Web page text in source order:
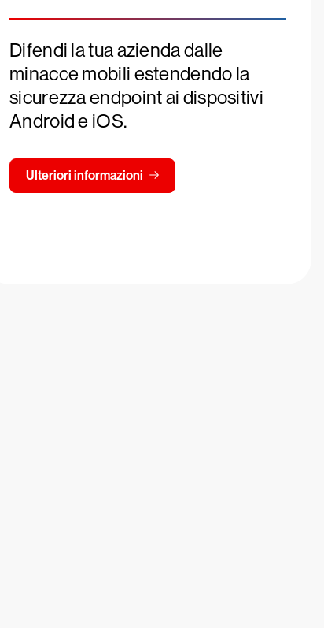
Difendi la tua azienda dalle
minacce mobili estendendo la
sicurezza endpoint ai dispositivi
Android e iOS.
Ulteriori informazioni